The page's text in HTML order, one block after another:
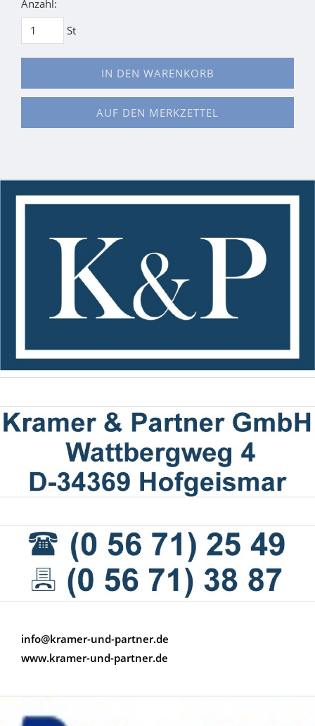
Anzahl:
St
IN DEN WARENKORB
AUF DEN MERKZETTEL
info@kramer-und-partner.de
www.kramer-und-partner.de